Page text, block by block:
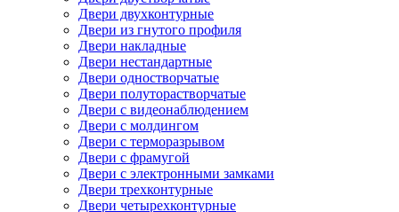
Двери двухконтурные
Двери из гнутого профиля
Двери накладные
Двери нестандартные
Двери одностворчатые
Двери полуторастворчатые
Двери с видеонаблюдением
Двери с молдингом
Двери с терморазрывом
Двери с фрамугой
Двери с электронными замками
Двери трехконтурные
Двери четырехконтурные